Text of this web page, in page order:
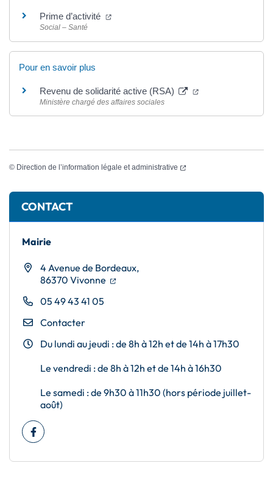
Prime d’activité (ouverture dans un nouvel onglet)
Social – Santé
Pour en savoir plus
Revenu de solidarité active (RSA) (ouverture dans
Ministère chargé des affaires sociales
© Direction de l’information légale et administrative (ouverture dans un
Informations complémentaires
CONTACT
Mairie
4 Avenue de Bordeaux,
86370 Vivonne (ouverture dans un nouvel onglet)
(ouverture dans un nouvel onglet)
05 49 43 41 05
Contacter
Du lundi au jeudi : de 8h à 12h et de 14h à 17h30
Le vendredi : de 8h à 12h et de 14h à 16h30
Le samedi : de 9h30 à 11h30 (hors période juillet-
août)
Facebook
(ouverture dans un nouvel onglet)